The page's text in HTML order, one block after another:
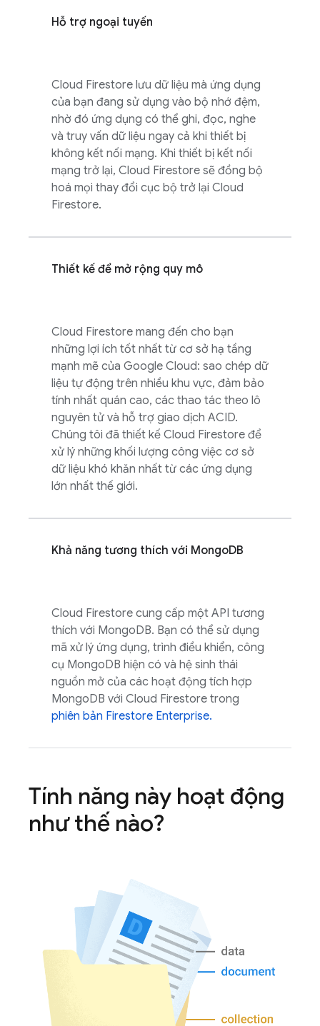
Hỗ trợ ngoại tuyến
Cloud Firestore lưu dữ liệu mà ứng dụng
của bạn đang sử dụng vào bộ nhớ đệm,
nhờ đó ứng dụng có thể ghi, đọc, nghe
và truy vấn dữ liệu ngay cả khi thiết bị
không kết nối mạng. Khi thiết bị kết nối
mạng trở lại, Cloud Firestore sẽ đồng bộ
hoá mọi thay đổi cục bộ trở lại Cloud
Firestore.
Thiết kế để mở rộng quy mô
Cloud Firestore mang đến cho bạn
những lợi ích tốt nhất từ cơ sở hạ tầng
mạnh mẽ của Google Cloud: sao chép dữ
liệu tự động trên nhiều khu vực, đảm bảo
tính nhất quán cao, các thao tác theo lô
nguyên tử và hỗ trợ giao dịch ACID.
Chúng tôi đã thiết kế Cloud Firestore để
xử lý những khối lượng công việc cơ sở
dữ liệu khó khăn nhất từ các ứng dụng
lớn nhất thế giới.
Khả năng tương thích với MongoDB
Cloud Firestore cung cấp một API tương
thích với MongoDB. Bạn có thể sử dụng
mã xử lý ứng dụng, trình điều khiển, công
cụ MongoDB hiện có và hệ sinh thái
nguồn mở của các hoạt động tích hợp
MongoDB với Cloud Firestore trong
phiên bản Firestore Enterprise.
Tính năng này hoạt động
như thế nào?